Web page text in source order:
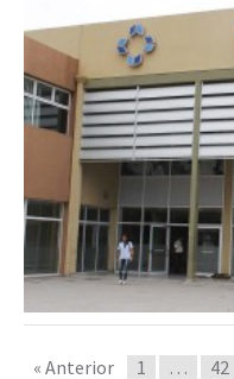
« Anterior 1 … 42